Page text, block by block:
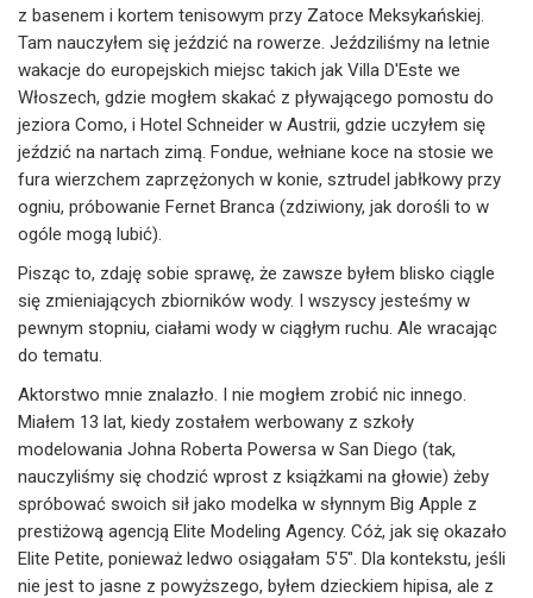
z basenem i kortem tenisowym przy Zatoce Meksykańskiej.
Tam nauczyłem się jeździć na rowerze. Jeździliśmy na letnie
wakacje do europejskich miejsc takich jak Villa D'Este we
Włoszech, gdzie mogłem skakać z pływającego pomostu do
jeziora Como, i Hotel Schneider w Austrii, gdzie uczyłem się
jeździć na nartach zimą. Fondue, wełniane koce na stosie we
fura wierzchem zaprzężonych w konie, sztrudel jabłkowy przy
ogniu, próbowanie Fernet Branca (zdziwiony, jak dorośli to w
ogóle mogą lubić).
Pisząc to, zdaję sobie sprawę, że zawsze byłem blisko ciągle
się zmieniających zbiorników wody. I wszyscy jesteśmy w
pewnym stopniu, ciałami wody w ciągłym ruchu. Ale wracając
do tematu.
Aktorstwo mnie znalazło. I nie mogłem zrobić nic innego.
Miałem 13 lat, kiedy zostałem werbowany z szkoły
modelowania Johna Roberta Powersa w San Diego (tak,
nauczyliśmy się chodzić wprost z książkami na głowie) żeby
spróbować swoich sił jako modelka w słynnym Big Apple z
prestiżową agencją Elite Modeling Agency. Cóż, jak się okazało
Elite Petite, ponieważ ledwo osiągałam 5'5". Dla kontekstu, jeśli
nie jest to jasne z powyższego, byłem dzieckiem hipisa, ale z